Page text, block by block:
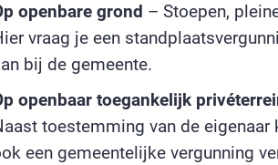
openbare grond – Stoepen,
vraag je een
bij de gemeente.
openbaar toegankelijk
toestemming van de eigenaar
een gemeentelijke vergunning